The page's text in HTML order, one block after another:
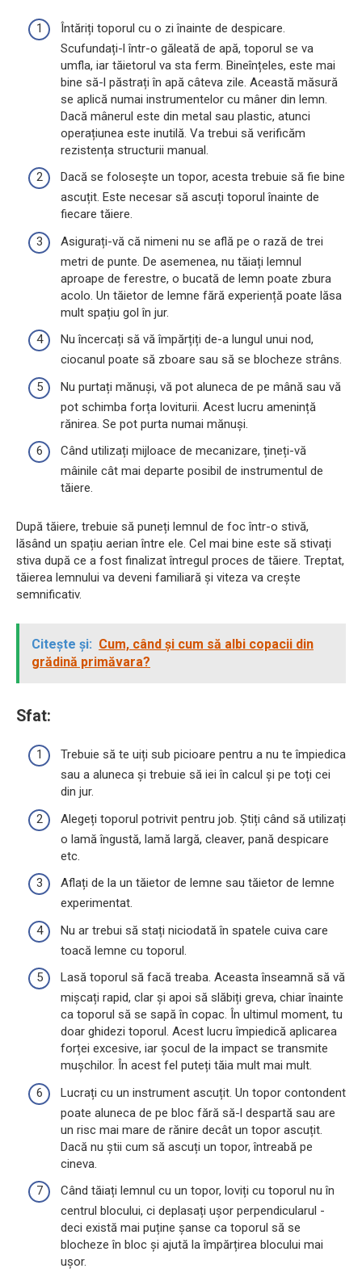
Întăriți toporul cu o zi înainte de despicare.
Scufundați-l într-o găleată de apă, toporul se va
umfla, iar tăietorul va sta ferm. Bineînțeles, este mai
bine să-l păstrați în apă câteva zile. Această măsură
se aplică numai instrumentelor cu mâner din lemn.
Dacă mânerul este din metal sau plastic, atunci
operațiunea este inutilă. Va trebui să verificăm
rezistența structurii manual.
Dacă se folosește un topor, acesta trebuie să fie bine
ascuțit. Este necesar să ascuți toporul înainte de
fiecare tăiere.
Asigurați-vă că nimeni nu se află pe o rază de trei
metri de punte. De asemenea, nu tăiați lemnul
aproape de ferestre, o bucată de lemn poate zbura
acolo. Un tăietor de lemne fără experiență poate lăsa
mult spațiu gol în jur.
Nu încercați să vă împărțiți de-a lungul unui nod,
ciocanul poate să zboare sau să se blocheze strâns.
Nu purtați mănuși, vă pot aluneca de pe mână sau vă
pot schimba forța loviturii. Acest lucru amenință
rănirea. Se pot purta numai mănuși.
Când utilizați mijloace de mecanizare, țineți-vă
mâinile cât mai departe posibil de instrumentul de
tăiere.
După tăiere, trebuie să puneți lemnul de foc într-o stivă,
lăsând un spațiu aerian între ele. Cel mai bine este să stivați
stiva după ce a fost finalizat întregul proces de tăiere. Treptat,
tăierea lemnului va deveni familiară și viteza va crește
semnificativ.
Citește și: Cum, când și cum să albi copacii din
grădină primăvara?
Sfat:
Trebuie să te uiți sub picioare pentru a nu te împiedica
sau a aluneca și trebuie să iei în calcul și pe toți cei
din jur.
Alegeți toporul potrivit pentru job. Știți când să utilizați
o lamă îngustă, lamă largă, cleaver, pană despicare
etc.
Aflați de la un tăietor de lemne sau tăietor de lemne
experimentat.
Nu ar trebui să stați niciodată în spatele cuiva care
toacă lemne cu toporul.
Lasă toporul să facă treaba. Aceasta înseamnă să vă
mișcați rapid, clar și apoi să slăbiți greva, chiar înainte
ca toporul să se sapă în copac. În ultimul moment, tu
doar ghidezi toporul. Acest lucru împiedică aplicarea
forței excesive, iar șocul de la impact se transmite
mușchilor. În acest fel puteți tăia mult mai mult.
Lucrați cu un instrument ascuțit. Un topor contondent
poate aluneca de pe bloc fără să-l despartă sau are
un risc mai mare de rănire decât un topor ascuțit.
Dacă nu știi cum să ascuți un topor, întreabă pe
cineva.
Când tăiați lemnul cu un topor, loviți cu toporul nu în
centrul blocului, ci deplasați ușor perpendicularul -
deci există mai puține șanse ca toporul să se
blocheze în bloc și ajută la împărțirea blocului mai
ușor.